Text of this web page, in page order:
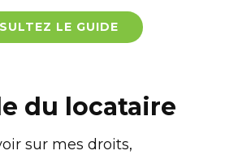
LE GUIDE
du locataire
sur mes droits,